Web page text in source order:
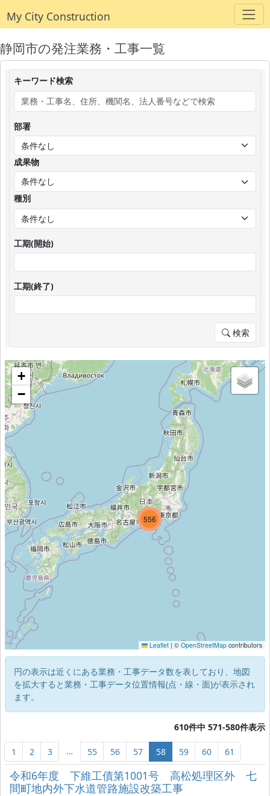
My City Construction
静岡市の発注業務・工事一覧
キーワード検索
部署
成果物
種別
工期(開始)
工期(終了)
検索
556
257
607
+
−
Leaflet | © OpenStreetMap contributors
円の表示は近くにある業務・工事データ数を表しており、地図
を拡大すると業務・工事データ位置情報(点・線・面)が表示され
ます。
610件中 571-580件表示
1 2 3 … 55 56 57 58 59 60 61
令和6年度 下維工債第1001号 高松処理区外 七
間町地内外下水道管路施設改築工事